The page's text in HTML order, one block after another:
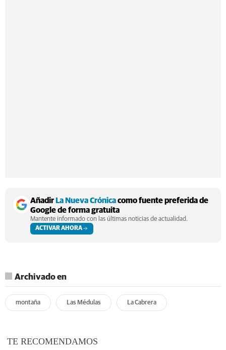
Añadir La Nueva Crónicacomo fuente preferida de
Google de forma gratuita
Mantente informado con las últimas noticias de actualidad.
ACTIVAR AHORA
Archivado en
montaña Las Médulas La Cabrera
TE RECOMENDAMOS